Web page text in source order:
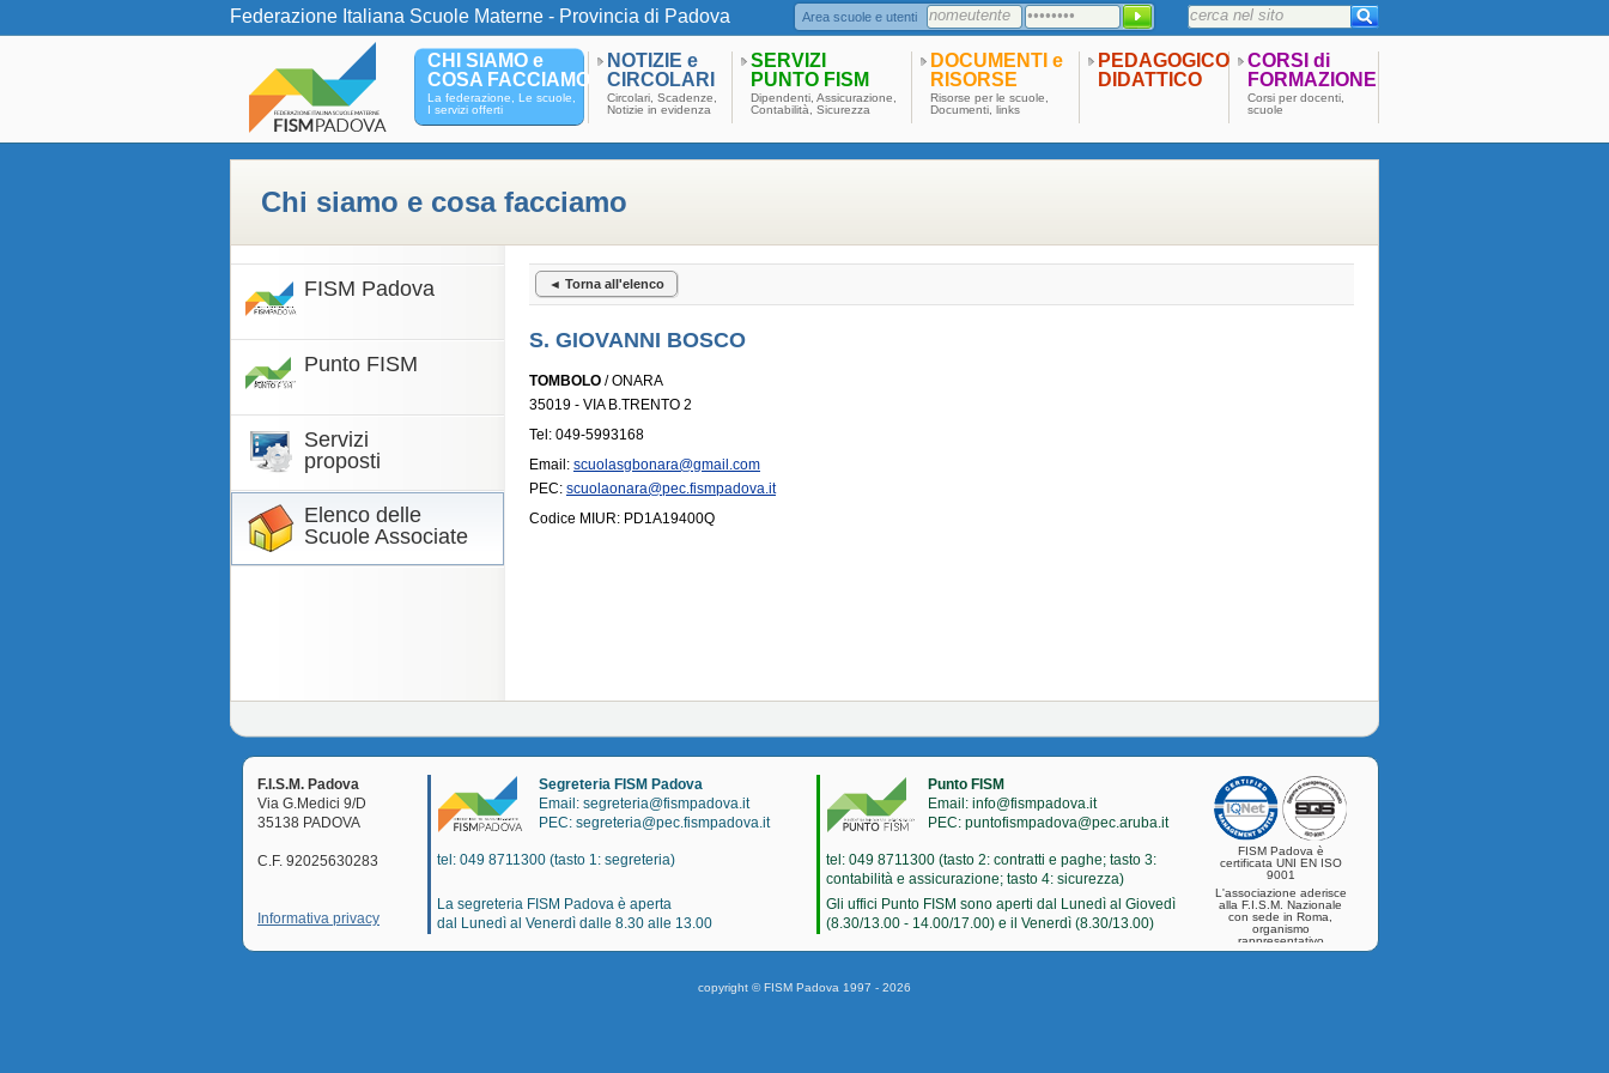
Federazione Italiana Scuole Materne - Provincia di Padova Area scuole e utenti
CHI SIAMO e
COSA FACCIAMO
La federazione, Le scuole,
I servizi offerti
NOTIZIE e
CIRCOLARI
Circolari, Scadenze,
Notizie in evidenza
SERVIZI
PUNTO FISM
Dipendenti, Assicurazione,
Contabilità, Sicurezza
DOCUMENTI e
RISORSE
Risorse per le scuole,
Documenti, links
PEDAGOGICO
DIDATTICO
CORSI di
FORMAZIONE
Corsi per docenti,
scuole
Chi siamo e cosa facciamo
FISM Padova
Punto FISM
Servizi
proposti
Elenco delle
Scuole Associate
◄ Torna all'elenco
S. GIOVANNI BOSCO
TOMBOLO / ONARA
35019 - VIA B.TRENTO 2
Tel: 049-5993168
Email: scuolasgbonara@gmail.com
PEC: scuolaonara@pec.fismpadova.it
Codice MIUR: PD1A19400Q
F.I.S.M. Padova
Via G.Medici 9/D
35138 PADOVA
C.F. 92025630283
Informativa privacy
Segreteria FISM Padova
Email: segreteria@fismpadova.it
PEC: segreteria@pec.fismpadova.it
tel: 049 8711300 (tasto 1: segreteria)
La segreteria FISM Padova è aperta
dal Lunedì al Venerdì dalle 8.30 alle 13.00
Punto FISM
Email: info@fismpadova.it
PEC: puntofismpadova@pec.aruba.it
tel: 049 8711300 (tasto 2: contratti e paghe; tasto 3:
contabilità e assicurazione; tasto 4: sicurezza)
Gli uffici Punto FISM sono aperti dal Lunedì al Giovedì
(8.30/13.00 - 14.00/17.00) e il Venerdì (8.30/13.00)
FISM Padova è
certificata UNI EN ISO
9001
L'associazione aderisce
alla F.I.S.M. Nazionale
con sede in Roma,
organismo
rappresentativo
nazionale della
copyright © FISM Padova 1997 - 2026